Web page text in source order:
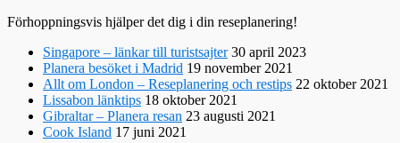
Förhoppningsvis hjälper det dig i din reseplanering!
Singapore – länkar till turistsajter30 april 2023
Planera besöket i Madrid 19 november 2021
Allt om London – Reseplanering och restips 22 oktober 2021
Lissabon länktips 18 oktober 2021
Gibraltar – Planera resan 23 augusti 2021
Cook Island 17 juni 2021